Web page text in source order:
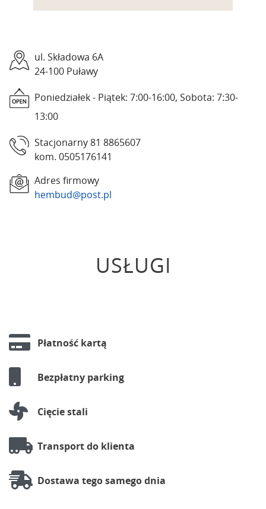
ul. Składowa 6A
24-100 Puławy
Poniedziałek - Piątek: 7:00-16:00, Sobota: 7:30-
13:00
Stacjonarny 81 8865607
kom. 0505176141
Adres firmowy
hembud@post.pl
USŁUGI
Płatność kartą
Bezpłatny parking
Cięcie stali
Transport do klienta
Dostawa tego samego dnia